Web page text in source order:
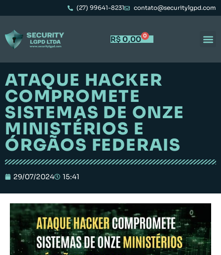
(27) 99641-8231 contato@securitylgpd.com
R$ 0,00 0
ATAQUE HACKER
COMPROMETE
SISTEMAS DE ONZE
MINISTÉRIOS E
ÓRGÃOS FEDERAIS
29/07/2024 15:41